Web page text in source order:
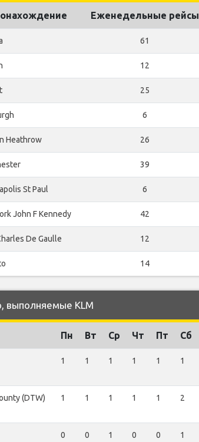
Еженедельные рейсы
61
12
25
6
Heathrow 26
39
St Paul 6
John F Kennedy 42
De Gaulle 12
14
выполняемые KLM
Пн Вт Ср Чт Пт Сб
1 1 1 1 1 1
(DTW) 1 1 1 1 1 2
0 0 1 0 0 1